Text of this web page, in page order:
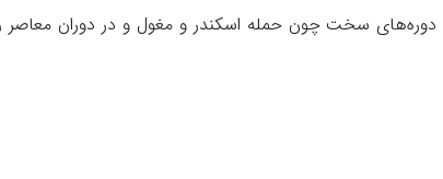
دوره‌های سخت چون حمله اسکندر و مغول و در دوران معاصر